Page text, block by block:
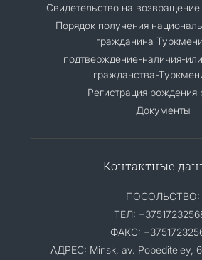
Свидетельство на
Порядок получения
гражданина
подтверждение-наличия-
гражданства-
Регистрация рождения
Документы
Контактные
ПОСОЛЬСТВО:
ТЕЛ:
ФАКС:
АДРЕС: Minsk, av. Pobediteley,